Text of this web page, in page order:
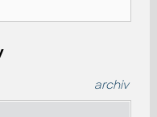
archiv